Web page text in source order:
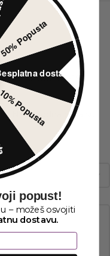
„PAPUCE SF-195
Neophodna polja su
Popusta
dostava
Popusta
popust!
– možeš osvojiti
dostavu.